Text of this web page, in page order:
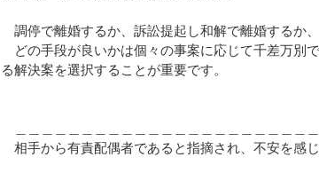
調停で離婚するか、訴訟提起し和解で離婚するか
どの手段が良いかは個々の事案に応じて千差万別
る解決案を選択することが重要です。
相手から有責配偶者であると指摘され、不安を感